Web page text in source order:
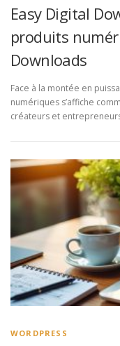
Easy Digital
produits
Downloads
Face à la montée en
numériques s’affiche
créateurs et
WORDPRESS